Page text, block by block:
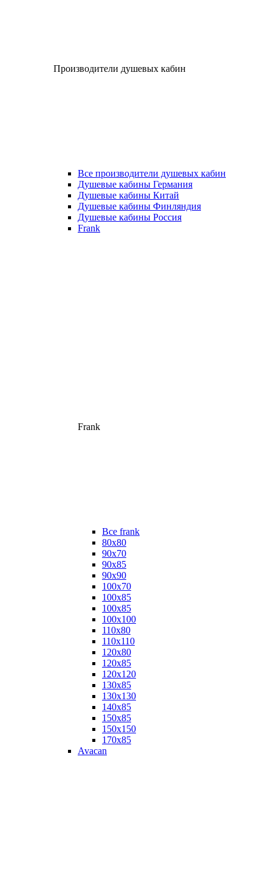
Производители душевых кабин
Все производители душевых кабин
Душевые кабины Германия
Душевые кабины Китай
Душевые кабины Финляндия
Душевые кабины Россия
Frank
Frank
Все frank
80х80
90х70
90х85
90х90
100х70
100х85
100х85
100х100
110х80
110х110
120х80
120х85
120х120
130х85
130х130
140х85
150х85
150х150
170х85
Avacan